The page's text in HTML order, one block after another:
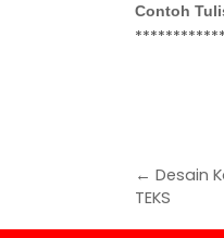
Contoh
← Desain
TEKS